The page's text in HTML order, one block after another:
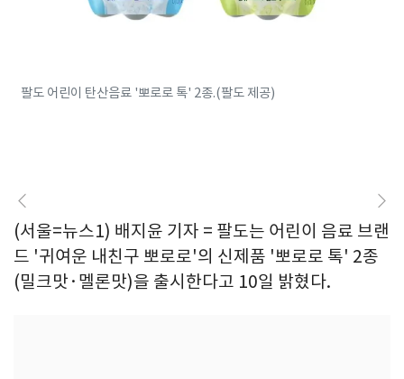
팔도 어린이 탄산음료 '뽀로로 톡' 2종.(팔도 제공)
(서울=뉴스1) 배지윤 기자 = 팔도는 어린이 음료 브랜
드 '귀여운 내친구 뽀로로'의 신제품 '뽀로로 톡' 2종
(밀크맛·멜론맛)을 출시한다고 10일 밝혔다.